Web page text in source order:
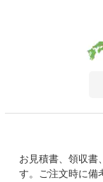
お見積書、領収書
す。ご注文時に備